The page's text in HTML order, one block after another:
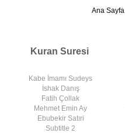
Ana Sayfa
Kuran Suresi
Kabe İmamı Sudeys
İshak Danış
Fatih Çollak
Mehmet Emin Ay
Ebubekir Satıri
Subtitle 2